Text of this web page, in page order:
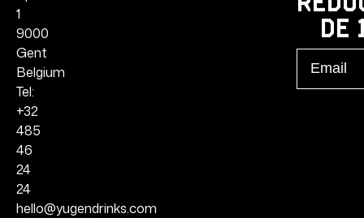
1
9000
Gent
Belgium
Tel:
+32
485
46
24
24
hello@yugendrinks.com
de